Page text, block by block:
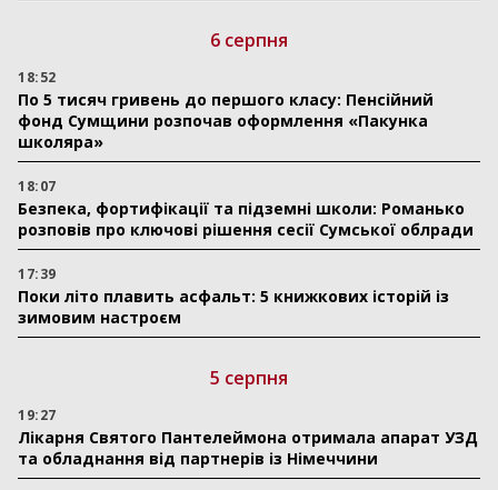
6 серпня
18:52
По 5 тисяч гривень до першого класу: Пенсійний
фонд Сумщини розпочав оформлення «Пакунка
школяра»
18:07
Безпека, фортифікації та підземні школи: Романько
розповів про ключові рішення сесії Сумської облради
17:39
Поки літо плавить асфальт: 5 книжкових історій із
зимовим настроєм
5 серпня
19:27
Лікарня Святого Пантелеймона отримала апарат УЗД
та обладнання від партнерів із Німеччини